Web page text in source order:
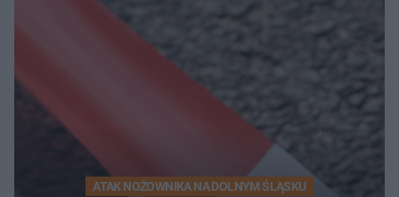
ATAK NOŻOWNIKA NA DOLNYM ŚLĄSKU